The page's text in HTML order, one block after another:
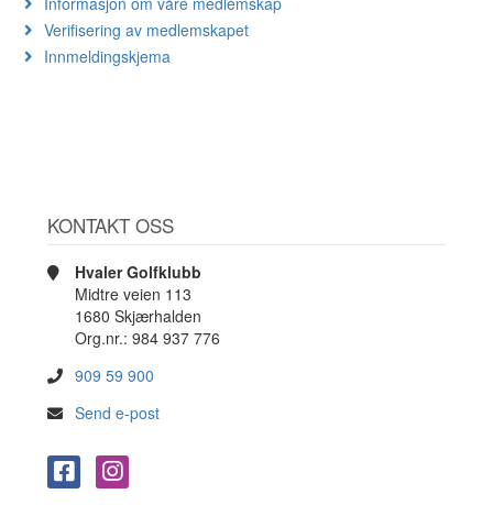
Verifisering av medlemskapet
Innmeldingskjema
KONTAKT OSS
Hvaler Golfklubb
Midtre veien 113
1680 Skjærhalden
Org.nr.: 984 937 776
909 59 900
Send e-post